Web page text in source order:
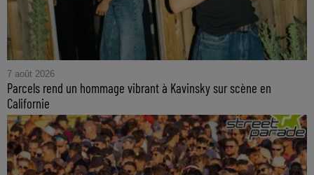
7 août 2026
Parcels rend un hommage vibrant à Kavinsky sur scène en
Californie